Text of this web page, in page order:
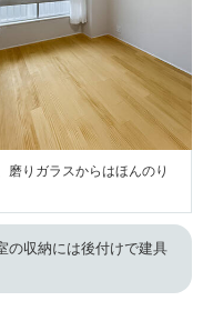
磨りガラスからはほんのり
の収納には後付けで建具